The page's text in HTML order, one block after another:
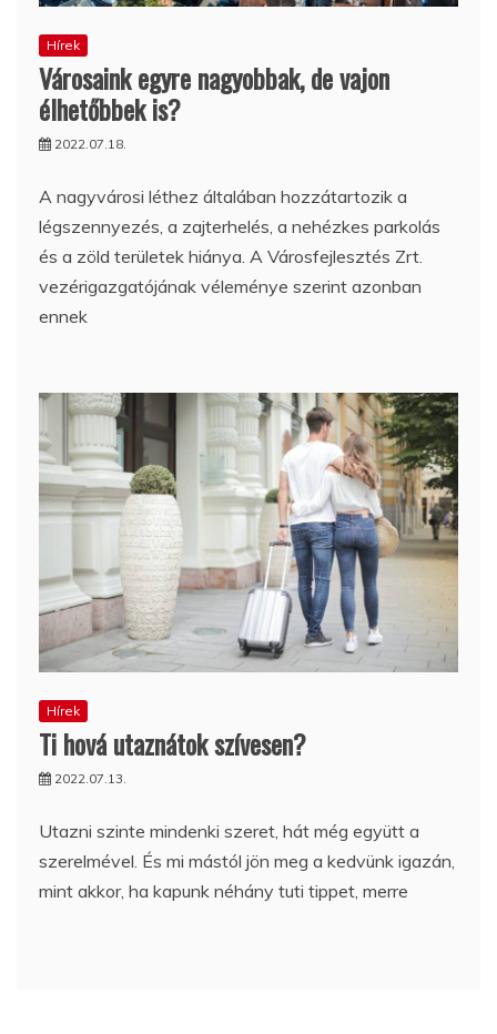
Hírek
Városaink egyre nagyobbak, de vajon
élhetőbbek is?
2022.07.18.
A nagyvárosi léthez általában hozzátartozik a
légszennyezés, a zajterhelés, a nehézkes parkolás
és a zöld területek hiánya. A Városfejlesztés Zrt.
vezérigazgatójának véleménye szerint azonban
ennek
Hírek
Ti hová utaznátok szívesen?
2022.07.13.
Utazni szinte mindenki szeret, hát még együtt a
szerelmével. És mi mástól jön meg a kedvünk igazán,
mint akkor, ha kapunk néhány tuti tippet, merre